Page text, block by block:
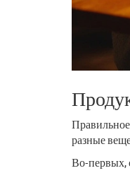
разные
Во-первых,